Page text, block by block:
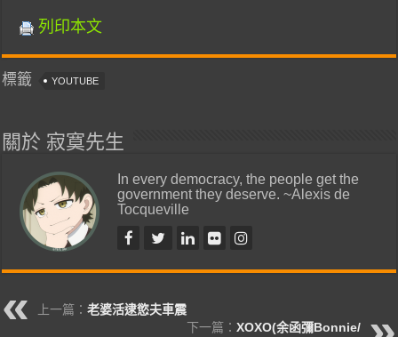
列印本文
標籤 YOUTUBE
關於 寂寞先生
In every democracy, the people get the
government they deserve. ~Alexis de
Tocqueville
上一篇：老婆活逮慾夫車震
下一篇： XOXO(余函彌Bonnie/